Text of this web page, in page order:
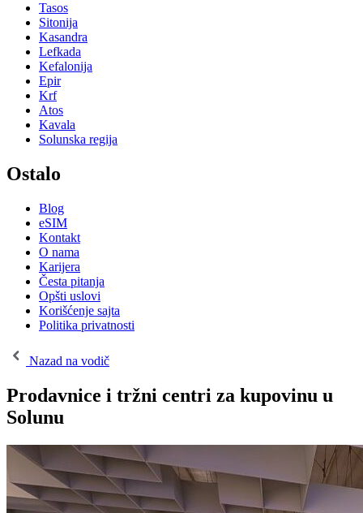
Tasos
Sitonija
Kasandra
Lefkada
Kefalonija
Epir
Krf
Atos
Kavala
Solunska regija
Ostalo
Blog
eSIM
Kontakt
O nama
Karijera
Česta pitanja
Opšti uslovi
Korišćenje sajta
Politika privatnosti
Nazad na vodič
Prodavnice i tržni centri za kupovinu u
Solunu